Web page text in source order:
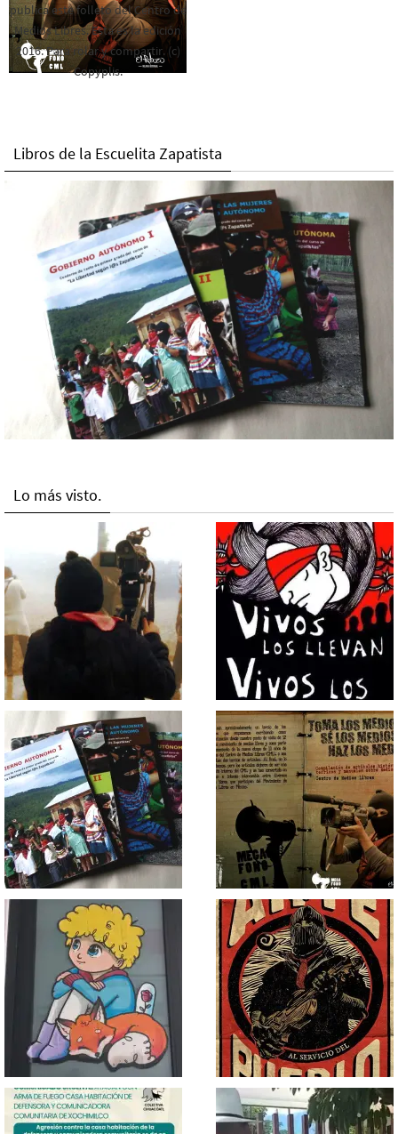
publica este folleto del Centro de
Medios Libres. Esta es la edición
2016. Para rolar y compartir. (c)
Copyplis.
Libros de la Escuelita Zapatista
Lo más visto.